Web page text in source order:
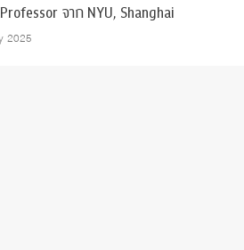
จาก NYU, Shanghai
2025